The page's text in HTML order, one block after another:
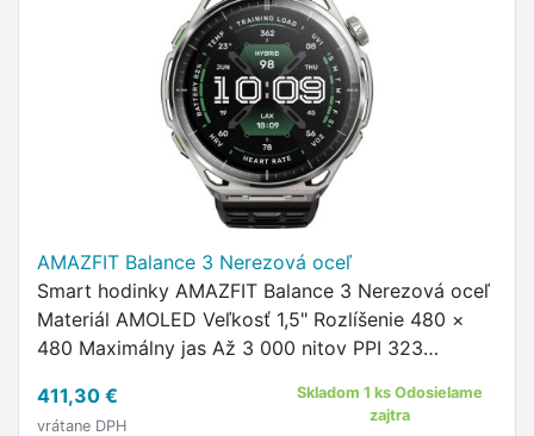
AMAZFIT Balance 3 Nerezová oceľ
Smart hodinky AMAZFIT Balance 3 Nerezová oceľ
Materiál AMOLED Veľkosť 1,5" Rozlíšenie 480 ×
480 Maximálny jas Až 3 000 nitov PPI 323
668 mAh Výdrž batérie …
411,30 €
vrátane DPH
Skladom 1 ks Odosielame
zajtra